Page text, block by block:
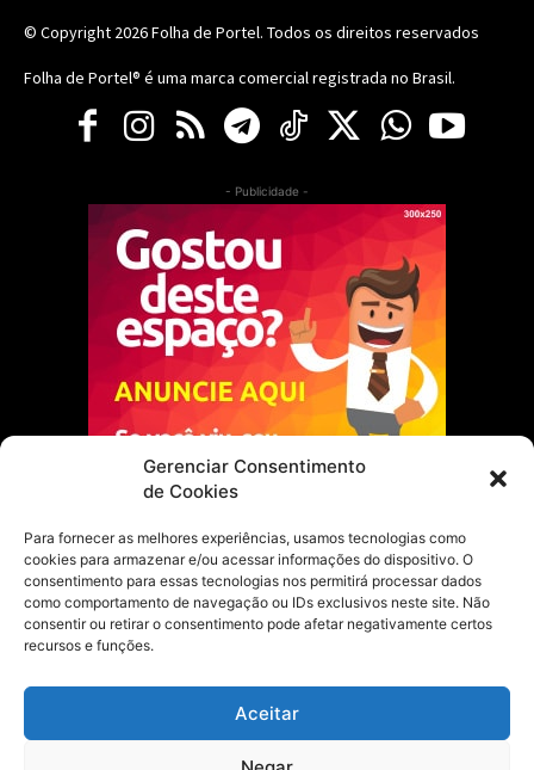
Gerenciar Consentimento
de Cookies
Para fornecer as melhores experiências, usamos tecnologias como
cookies para armazenar e/ou acessar informações do dispositivo. O
consentimento para essas tecnologias nos permitirá processar dados
como comportamento de navegação ou IDs exclusivos neste site. Não
consentir ou retirar o consentimento pode afetar negativamente certos
recursos e funções.
Aceitar
© Copyright 2026Folha de Portel. Todos os direitos reservados
Folha de Portel® é uma marca comercial registrada no Brasil.
- Publicidade -
Escolha do Editor
Justiça Itinerante garante regularização
fundiária e casamento comunitário para
famílias em Portel
21 de maio de 2026